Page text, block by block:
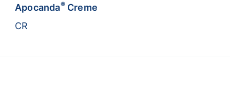
Apocanda®Creme
CR